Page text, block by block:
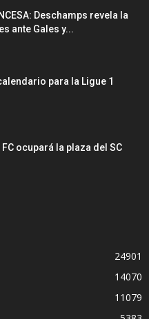
Deschamps revela la
ante Gales y...
para la Ligue 1
FC ocupará la plaza del SC
24901
14070
11079